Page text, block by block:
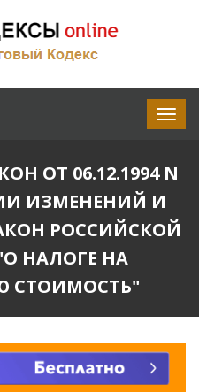
ОТ 06.12.1994 N
ИЗМЕНЕНИЙ И
РОССИЙСКОЙ
НАЛОГЕ НА
СТОИМОСТЬ"